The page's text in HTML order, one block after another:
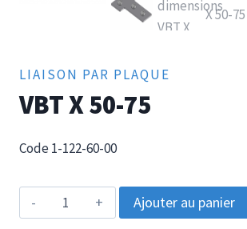
LIAISON PAR PLAQUE
VBT X 50-75
Code 1-122-60-00
quantité
de
Ajouter au panier